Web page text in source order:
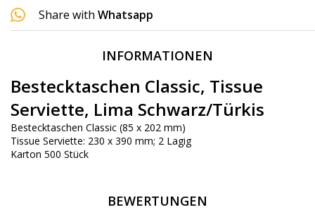
Share with Whatsapp
INFORMATIONEN
Bestecktaschen Classic, Tissue
Serviette, Lima Schwarz/Türkis
Bestecktaschen Classic (85 x 202 mm)
Tissue Serviette: 230 x 390 mm; 2 Lagig
Karton 500 Stück
BEWERTUNGEN